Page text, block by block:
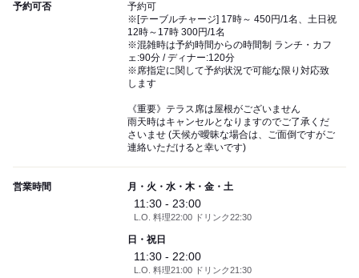
予約可否
予約可
※[テーブルチャージ] 17時～ 450円/1名、土日祝
12時～17時 300円/1名
※混雑時は予約時間からの時間制 ランチ・カフ
ェ:90分 / ディナー:120分
※席指定に関して予約状況で可能な限り対応致
します
《重要》テラス席は屋根がございません
雨天時はキャンセルとなりますのでご了承くだ
さいませ (天候が曖昧な場合は、ご面倒ですがご
連絡いただけると幸いです)
営業時間 月・火・水・木・金・土
11:30 - 23:00
L.O. 料理22:00 ドリンク22:30
日・祝日
11:30 - 22:00
L.O. 料理21:00 ドリンク21:30